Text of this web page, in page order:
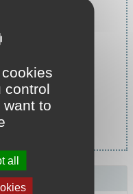
:
control
want to
all